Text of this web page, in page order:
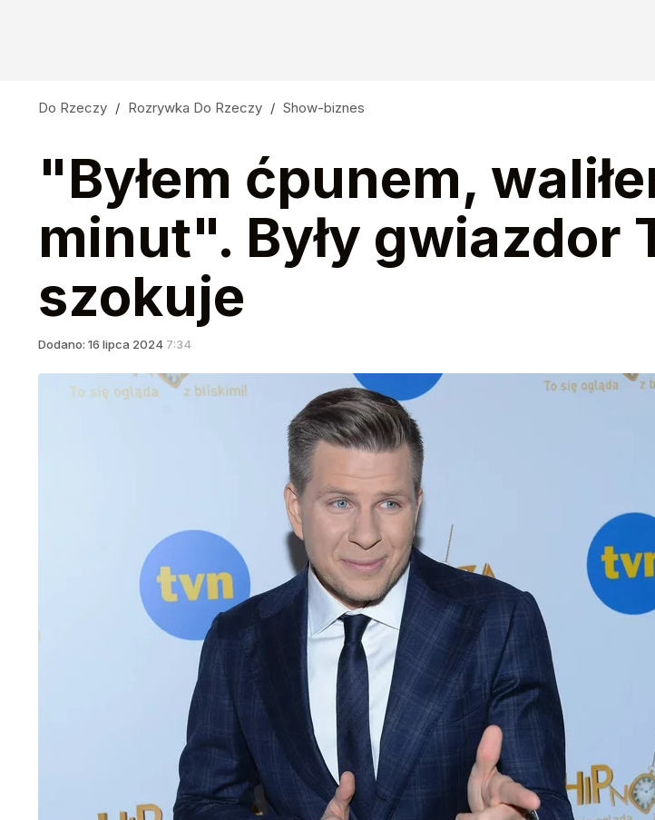
Do Rzeczy / Rozrywka Do Rzeczy / Show-biznes
"Byłem ćpunem,
minut". Były gwiazdor
szokuje
Dodano: 16 lipca 2024 7:34